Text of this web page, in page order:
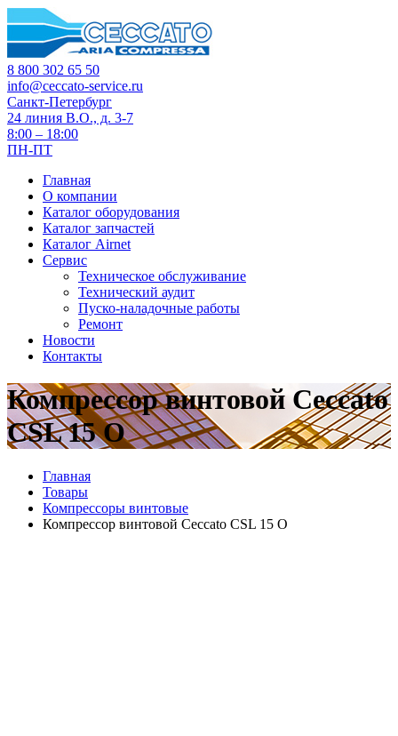
8 800 302 65 50
info@ceccato-service.ru
Санкт-Петербург
24 линия В.О., д. 3-7
8:00 – 18:00
ПН-ПТ
Главная
О компании
Каталог оборудования
Каталог запчастей
Каталог Airnet
Сервис
Техническое обслуживание
Технический аудит
Пуско-наладочные работы
Ремонт
Новости
Контакты
Компрессор винтовой Ceccato
CSL 15 O
Главная
Товары
Компрессоры винтовые
Компрессор винтовой Ceccato CSL 15 O